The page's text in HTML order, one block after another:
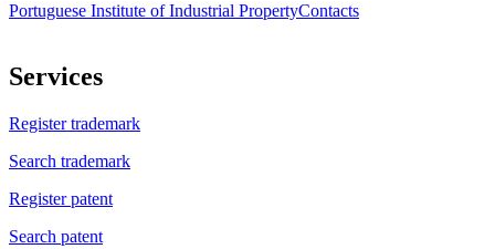
Portuguese Institute of Industrial PropertyContacts
Services
Register trademark
Search trademark
Register patent
Search patent